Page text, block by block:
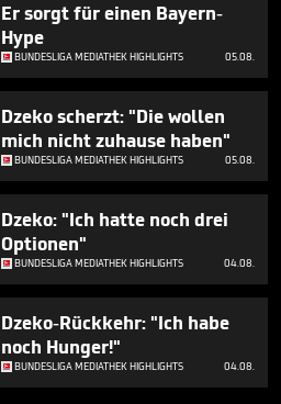
Er sorgt für einen Bayern-
Hype
BUNDESLIGA MEDIATHEK HIGHLIGHTS 05.08.
Dzeko scherzt: "Die wollen
mich nicht zuhause haben"
BUNDESLIGA MEDIATHEK HIGHLIGHTS 05.08.
Dzeko: "Ich hatte noch drei
Optionen"
BUNDESLIGA MEDIATHEK HIGHLIGHTS 04.08.
Dzeko-Rückkehr: "Ich habe
noch Hunger!"
BUNDESLIGA MEDIATHEK HIGHLIGHTS 04.08.